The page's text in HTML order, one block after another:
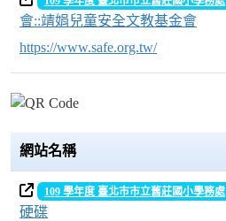
會::靖娟兒童安全文教基金會
https://www.safe.org.tw/
網站名稱
109 學年度 臺北市市立舊莊國小學務處
硬碟